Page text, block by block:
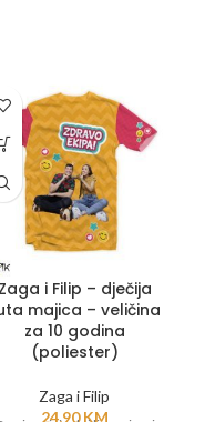
Zaga i Filip – dječija
majica – veličina
za 10 godina
(poliester)
Zaga i Filip
24,90KM